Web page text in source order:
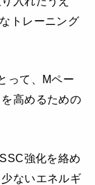
トレーニング
って、Mペー
高めるための
強化を絡め
ないエネルギ